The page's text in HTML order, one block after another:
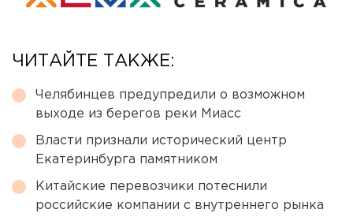
ЧИТАЙТЕ ТАКЖЕ:
Челябинцев предупредили о возможном
выходе из берегов реки Миасс
Власти признали исторический центр
Екатеринбурга памятником
Китайские перевозчики потеснили
российские компании с внутреннего рынка